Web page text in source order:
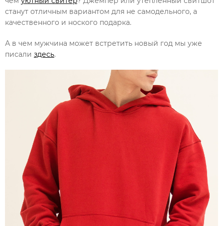
станут отличным вариантом для не самодельного, а
качественного и ноского подарка.
А в чем мужчина может встретить новый год мы уже
писали здесь.